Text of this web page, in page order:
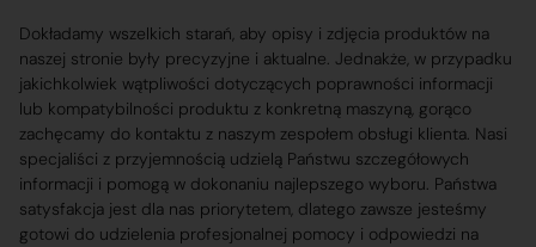
Dokładamy wszelkich starań, aby opisy i zdjęcia produktów na
naszej stronie były precyzyjne i aktualne. Jednakże, w przypadku
jakichkolwiek wątpliwości dotyczących poprawności informacji
lub kompatybilności produktu z konkretną maszyną, gorąco
zachęcamy do kontaktu z naszym zespołem obsługi klienta. Nasi
specjaliści z przyjemnością udzielą Państwu szczegółowych
informacji i pomogą w dokonaniu najlepszego wyboru. Państwa
satysfakcja jest dla nas priorytetem, dlatego zawsze jesteśmy
gotowi do udzielenia profesjonalnej pomocy i odpowiedzi na